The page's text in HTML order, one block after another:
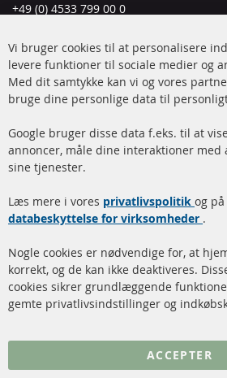
+49 (0) 4533 799 00 0
info@contra-automotive.de
www.contra-automotive.de
Facebook
Instagram
Hurtige links
Dieselpartikelfilter (DPF)
rengøring
Katalysator (KAT)
Sensorer
FAQ
Vi bruger cookies til at personalisere
levere funktioner til sociale medier og
Med dit samtykke kan vi og vores
bruge dine personlige data til
Google bruger disse data f.eks. til at
annoncer, måle dine interaktioner med
sine tjenester.
Læs mere i vores privatlivspolitik og på
databeskyttelse for virksomheder .
Nogle cookies er nødvendige for, at
korrekt, og de kan ikke deaktiveres.
cookies sikrer grundlæggende
gemte privatlivsindstillinger og
ACCEPTER